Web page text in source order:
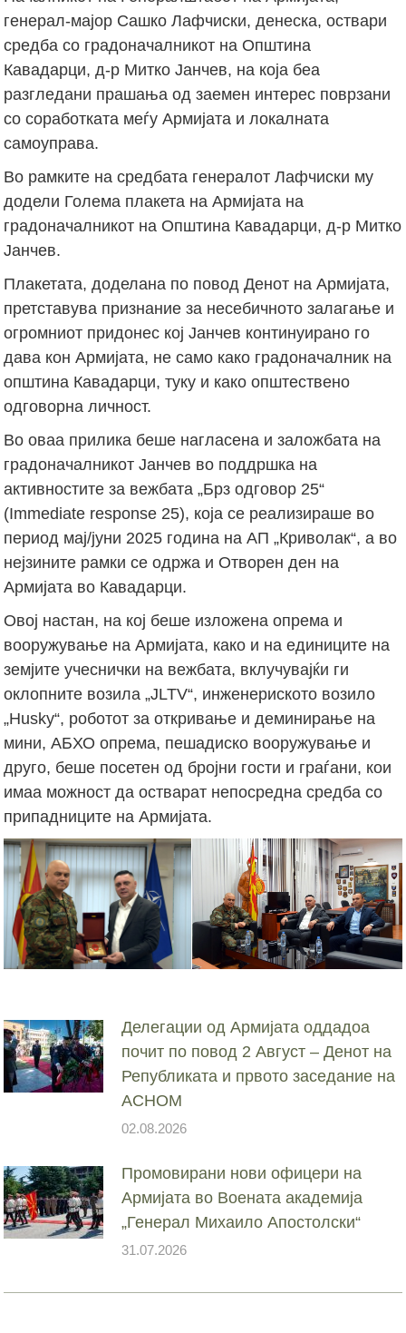
генерал-мајор Сашко Лафчиски, денеска, оствари
средба со градоначалникот на Општина
Кавадарци, д-р Митко Јанчев, на која беа
разгледани прашања од заемен интерес поврзани
со соработката меѓу Армијата и локалната
самоуправа.
Во рамките на средбата генералот Лафчиски му
додели Голема плакета на Армијата на
градоначалникот на Општина Кавадарци, д-р Митко
Јанчев.
Плакетата, доделана по повод Денот на Армијата,
претставува признание за несебичното залагање и
огромниот придонес кој Јанчев континуирано го
дава кон Армијата, не само како градоначалник на
општина Кавадарци, туку и како општествено
одговорна личност.
Во оваа прилика беше нагласена и заложбата на
градоначалникот Јанчев во поддршка на
активностите за вежбата „Брз одговор 25“
(Immediate response 25), која се реализираше во
период мај/јуни 2025 година на АП „Криволак“, а во
нејзините рамки се одржа и Отворен ден на
Армијата во Кавадарци.
Овој настан, на кој беше изложена опрема и
вооружување на Армијата, како и на единиците на
земјите учеснички на вежбата, вклучувајќи ги
оклопните возила „JLTV“, инженериското возило
„Husky“, роботот за откривање и деминирање на
мини, АБХО опрема, пешадиско вооружување и
друго, беше посетен од бројни гости и граѓани, кои
имаа можност да остварат непосредна средба со
припадниците на Армијата.
Делегации од Армијата оддадоа
почит по повод 2 Август – Денот на
Републиката и првото заседание на
АСНОМ
02.08.2026
Промовирани нови офицери на
Армијата во Воената академија
„Генерал Михаило Апостолски“
31.07.2026